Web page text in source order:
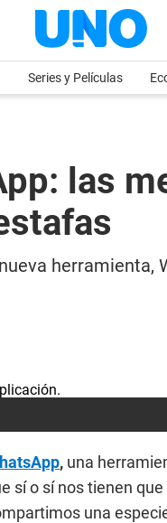
Series y Películas
las
, una
sí o sí nos tienen que
una